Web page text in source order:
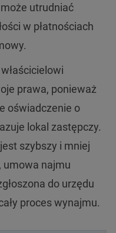
utrudniać
w płatnościach
prawa, ponieważ
oświadczenie o
lokal zastępczy.
szybszy i mniej
umowa najmu
do urzędu
proces wynajmu.